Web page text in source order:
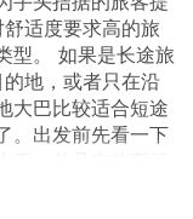
适度要求高的旅
型。 如果是长途旅
地，或者只在沿
大巴比较适合短途
。出发前先看一下
线预订ATLINER